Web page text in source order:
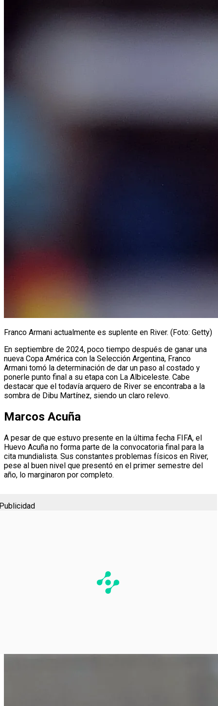
Franco Armani actualmente es suplente en River. (Foto: Getty)
En septiembre de 2024, poco tiempo después de ganar una
nueva Copa América con la Selección Argentina, Franco
Armani tomó la determinación de dar un paso al costado y
ponerle punto final a su etapa con La Albiceleste. Cabe
destacar que el todavía arquero de River se encontraba a la
sombra de Dibu Martínez, siendo un claro relevo.
Marcos Acuña
A pesar de que estuvo presente en la última fecha FIFA, el
Huevo Acuña no forma parte de la convocatoria final para la
cita mundialista. Sus constantes problemas físicos en River,
pese al buen nivel que presentó en el primer semestre del
año, lo marginaron por completo.